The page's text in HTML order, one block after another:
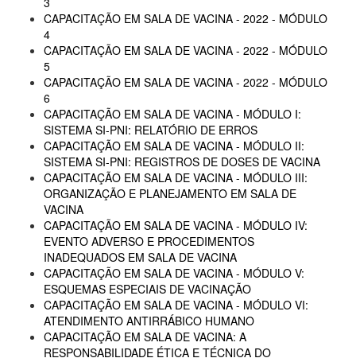
CAPACITAÇÃO EM SALA DE VACINA - 2022 - MÓDULO
4
CAPACITAÇÃO EM SALA DE VACINA - 2022 - MÓDULO
5
CAPACITAÇÃO EM SALA DE VACINA - 2022 - MÓDULO
6
CAPACITAÇÃO EM SALA DE VACINA - MÓDULO I:
SISTEMA SI-PNI: RELATÓRIO DE ERROS
CAPACITAÇÃO EM SALA DE VACINA - MÓDULO II:
SISTEMA SI-PNI: REGISTROS DE DOSES DE VACINA
CAPACITAÇÃO EM SALA DE VACINA - MÓDULO III:
ORGANIZAÇÃO E PLANEJAMENTO EM SALA DE
VACINA
CAPACITAÇÃO EM SALA DE VACINA - MÓDULO IV:
EVENTO ADVERSO E PROCEDIMENTOS
INADEQUADOS EM SALA DE VACINA
CAPACITAÇÃO EM SALA DE VACINA - MÓDULO V:
ESQUEMAS ESPECIAIS DE VACINAÇÃO
CAPACITAÇÃO EM SALA DE VACINA - MÓDULO VI:
ATENDIMENTO ANTIRRÁBICO HUMANO
CAPACITAÇÃO EM SALA DE VACINA: A
RESPONSABILIDADE ÉTICA E TÉCNICA DO